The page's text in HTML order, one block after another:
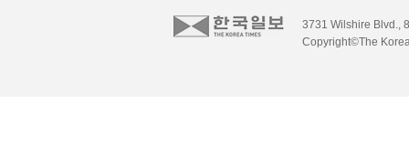
3731 Wilshire Blvd.,
Copyright©The